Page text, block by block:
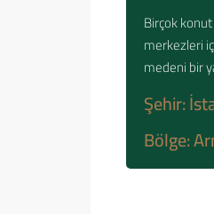
Birçok
merkezleri
medeni bir
Şehir:
Bölge: